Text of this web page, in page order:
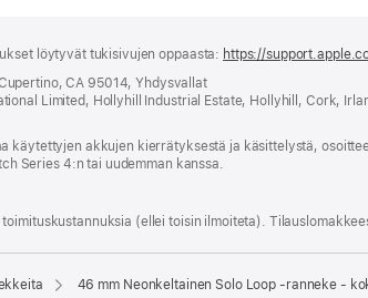
löytyvät tukisivujen oppaasta: https://
CA 95014, Yhdysvallat
Limited, Hollyhill Industrial Estate, Hollyhill, Cork,
käytettyjen akkujen kierrätyksestä ja käsittelystä,
Series 4:n tai uudemman kanssa.
(ellei toisin ilmoiteta).
46 mm Neonkeltainen Solo Loop ‑ranneke -